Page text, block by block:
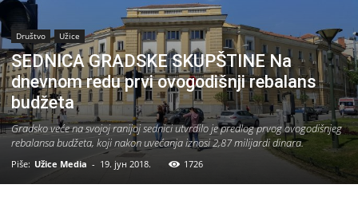
Društvo Užice
SEDNICA GRADSKE SKUPŠTINE Na
dnevnom redu prvi ovogodišnji rebalans
budžeta
Gradsko veće na svojoj ranijoj sednici utvrdilo je predlog prvog ovogodišnjeg
rebalansa budžeta, koji nakon uvećanja iznosi 2,87 milijardi dinara.
Piše: Užice Media - 19. јун 2018. 1726